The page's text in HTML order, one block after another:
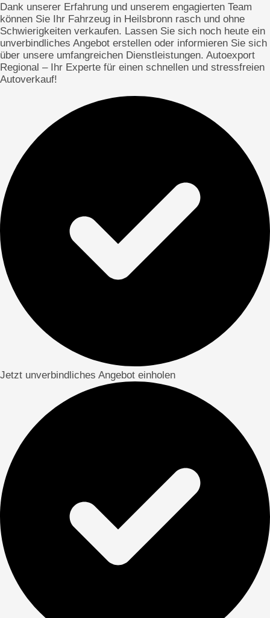
Dank unserer Erfahrung und unserem engagierten Team
können Sie Ihr Fahrzeug in Heilsbronn rasch und ohne
Schwierigkeiten verkaufen. Lassen Sie sich noch heute ein
unverbindliches Angebot erstellen oder informieren Sie sich
über unsere umfangreichen Dienstleistungen. Autoexport
Regional – Ihr Experte für einen schnellen und stressfreien
Autoverkauf!
Jetzt unverbindliches Angebot einholen